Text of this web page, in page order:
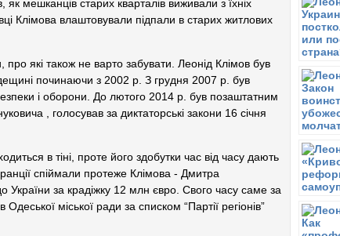
мешканців старих кварталів виживали з їхніх
Клімова влаштовували підпали в старих житлових
про які також не варто забувати. Леонід Клімов був
починаючи з 2002 р. З грудня 2007 р. був
і оборони. До лютого 2014 р. був позаштатним
, голосував за диктаторські закони 16 січня
в тіні, проте його здобутки час від часу дають
спіймали протеже Клімова - Дмитра
України за крадіжку 12 млн євро. Свого часу саме за
міської ради за списком “Партії регіонів”